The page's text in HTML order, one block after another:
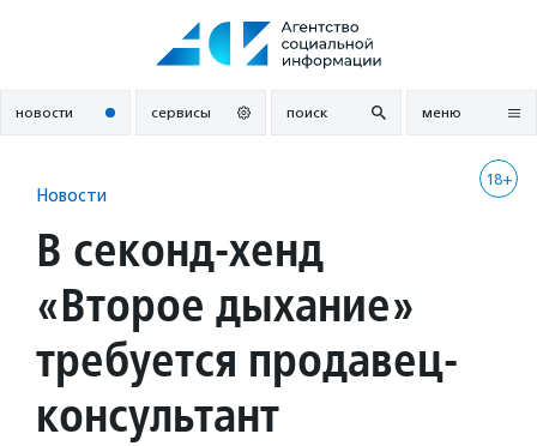
новости сервисы поиск меню
18+
Новости
В секонд-хенд
«Второе дыхание»
требуется продавец-
консультант